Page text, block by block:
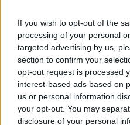
If you wish to opt-out of the
processing of your personal
targeted advertising by us,
section to confirm your
opt-out request is processed
interest-based ads based on
us or personal information
your opt-out. You may
disclosure of your personal
MAMS Gyorsasági OB:
Kovács Bálinté és Molnár
Gergőé a harmadik forduló